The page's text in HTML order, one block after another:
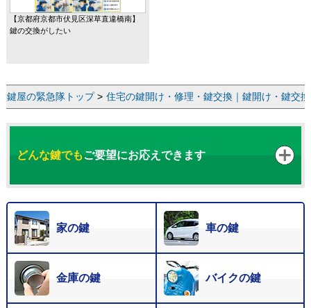
【京都府京都市伏見区深草直違橋南】
鍵の交換がしたい
鍵屋の緊急隊トップ> 住宅の鍵開け・修理・鍵交換｜鍵開け・鍵交
どんな鍵でもご要望にお応えできます
家の鍵 車の鍵
金庫の鍵 バイクの鍵